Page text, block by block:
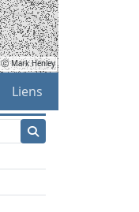
ⓒ Mark Henley
Liens